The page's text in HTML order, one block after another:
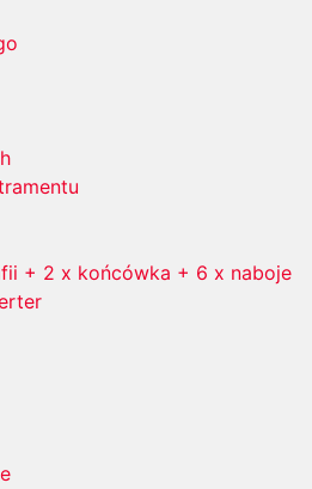
+ 2 x końcówka + 6 x naboje